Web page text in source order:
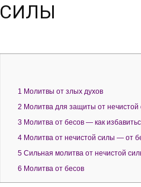
СИЛЫ
1 Молитвы от злых духов
2 Молитва для защиты от нечистой
3 Молитва от бесов — как
4 Молитва от нечистой силы — от
5 Сильная молитва от нечистой
6 Молитва от бесов